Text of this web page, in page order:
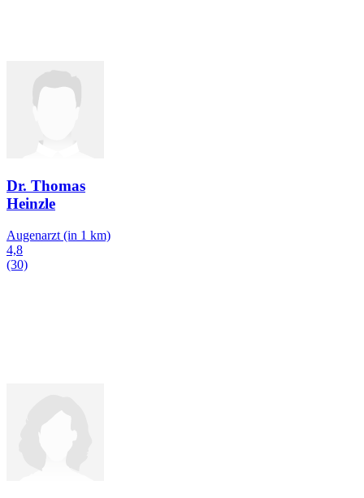
Dr. Thomas
Heinzle
Augenarzt (in 1 km)
4,8
(30)